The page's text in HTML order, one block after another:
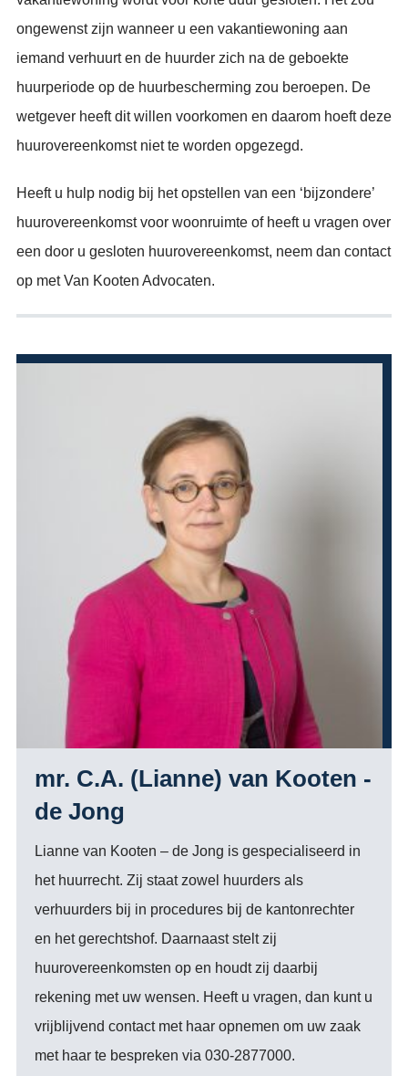
ongewenst zijn wanneer u een vakantiewoning aan
iemand verhuurt en de huurder zich na de geboekte
huurperiode op de huurbescherming zou beroepen. De
wetgever heeft dit willen voorkomen en daarom hoeft deze
huurovereenkomst niet te worden opgezegd.
Heeft u hulp nodig bij het opstellen van een ‘bijzondere’
huurovereenkomst voor woonruimte of heeft u vragen over
een door u gesloten huurovereenkomst, neem dan contact
op met Van Kooten Advocaten.
mr. C.A. (Lianne) van Kooten -
de Jong
Lianne van Kooten – de Jong is gespecialiseerd in
het huurrecht. Zij staat zowel huurders als
verhuurders bij in procedures bij de kantonrechter
en het gerechtshof. Daarnaast stelt zij
huurovereenkomsten op en houdt zij daarbij
rekening met uw wensen. Heeft u vragen, dan kunt u
vrijblijvend contact met haar opnemen om uw zaak
met haar te bespreken via 030-2877000.